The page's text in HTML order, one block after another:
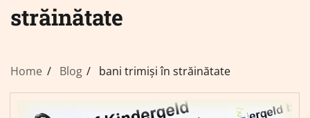
străinătate
Home Blog bani trimiși în străinătate